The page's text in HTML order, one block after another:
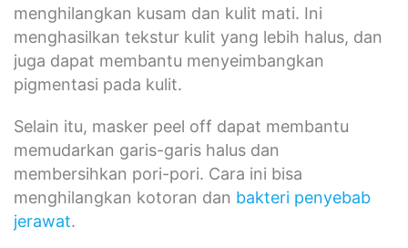
menghilangkan kusam dan kulit mati. Ini
menghasilkan tekstur kulit yang lebih halus, dan
juga dapat membantu menyeimbangkan
pigmentasi pada kulit.
Selain itu, masker peel off dapat membantu
memudarkan garis-garis halus dan
membersihkan pori-pori. Cara ini bisa
menghilangkan kotoran dan bakteri penyebab
jerawat.